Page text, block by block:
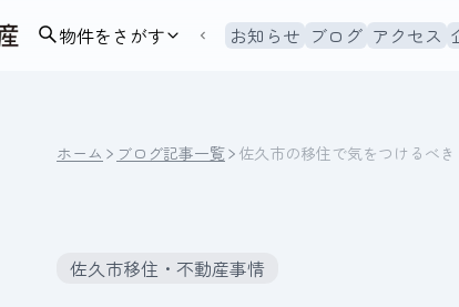
物件をさがす お知らせ ブログ アクセス
ホーム ブログ記事一覧 佐久市の移住で気をつけるべ
佐久市移住・不動産事情